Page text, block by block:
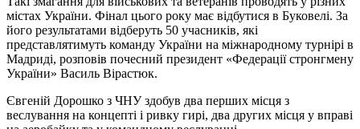
містах України. Фінал цього року має відбутися в Буковелі. За
його результатами відберуть 50 учасників, які
представлятимуть команду України на міжнародному турнірі в
Мадриді, розповів почесний президент «Федерації стронгмену
України» Василь Вірастюк.
Євгеній Дорошко з ЧНУ здобув два перших місця з
веслування на концепті і ривку гирі, два других місця у вправі